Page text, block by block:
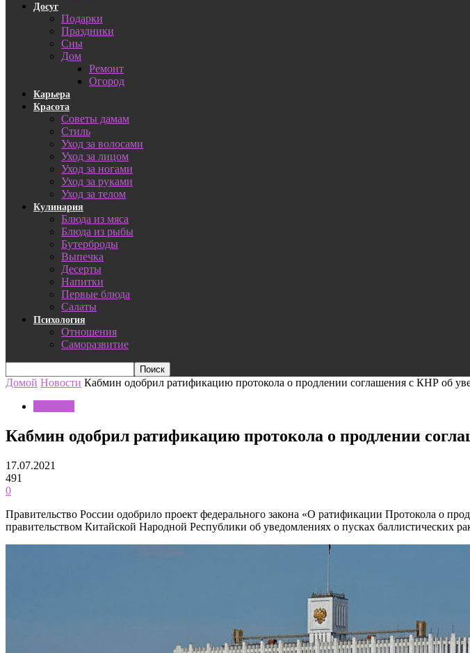
Досуг
Подарки
Праздники
Сны
Дом
Ремонт
Огород
Карьера
Красота
Советы дамам
Стиль
Уход за волосами
Уход за лицом
Уход за ногами
Уход за руками
Уход за телом
Кулинария
Блюда из мяса
Блюда из рыбы
Бутерброды
Выпечка
Десерты
Напитки
Первые блюда
Салаты
Психология
Отношения
Саморазвитие
Домой Новости Кабмин одобрил ратификацию протокола о продлении соглашения с КНР об
Кабмин одобрил ратификацию протокола о продлении
17.07.2021
491
0
Правительство России одобрило проект федерального закона «О ратификации Протокола о
правительством Китайской Народной Республики об уведомлениях о пусках баллистических